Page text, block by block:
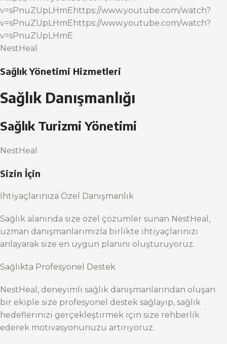
v=sPnuZUpLHmEhttps://www.youtube.com/watch?
v=sPnuZUpLHmEhttps://www.youtube.com/watch?
v=sPnuZUpLHmE
NestHeal
Sağlık Yönetimi Hizmetleri
Sağlık Danışmanlığı
Sağlık Turizmi Yönetimi
NestHeal
Sizin İçin
İhtiyaçlarınıza Özel Danışmanlık
Sağlık alanında size özel çözümler sunan NestHeal,
uzman danışmanlarımızla birlikte ihtiyaçlarınızı
anlayarak size en uygun planını oluşturuyoruz.
Sağlıkta Profesyonel Destek
NestHeal, deneyimli sağlık danışmanlarından oluşan
bir ekiple size profesyonel destek sağlayıp, sağlık
hedeflerinizi gerçekleştirmek için size rehberlik
ederek motivasyonunuzu artırıyoruz.